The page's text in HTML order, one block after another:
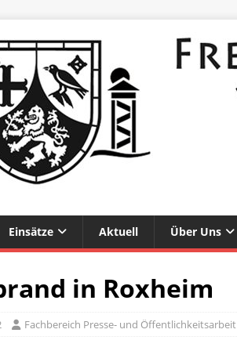
Einsätze Aktuell Über Uns
in Roxheim
Fachbereich Presse- und Öffentlichkeitsarbeit